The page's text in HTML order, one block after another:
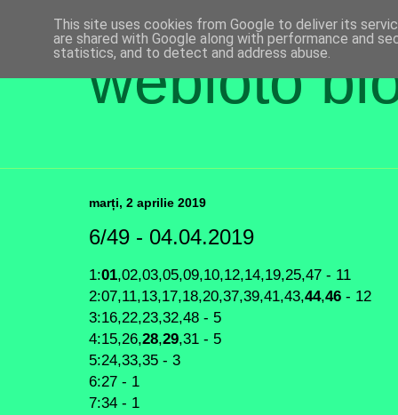
webloto
marți, 2 aprilie 2019
6/49 - 04.04.2019
1:01,02,03,05,09,10,12,14,19,25,47 - 11
2:07,11,13,17,18,20,37,39,41,43,44,46 - 12
3:16,22,23,32,48 - 5
4:15,26,28,29,31 - 5
5:24,33,35 - 3
6:27 - 1
7:34 - 1
This site uses cookies from Google to deliver its
are shared with Google along with performance and
statistics, and to detect and address abuse.